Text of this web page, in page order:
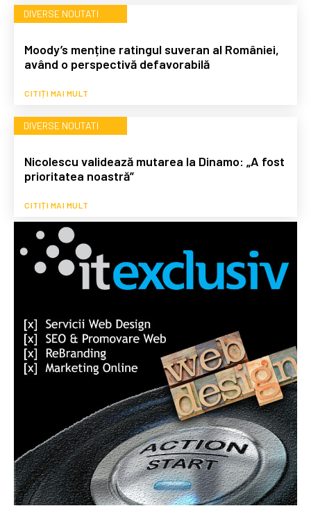
DIVERSE NOUTATI
Moody’s menține ratingul suveran al României,
având o perspectivă defavorabilă
CITIȚI MAI MULT
DIVERSE NOUTATI
Nicolescu validează mutarea la Dinamo: „A fost
prioritatea noastră”
CITIȚI MAI MULT